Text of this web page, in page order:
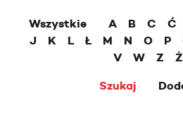
Wszystkie A B C Ć
J
K L Ł M N O P
V
W Z Ż
Szukaj